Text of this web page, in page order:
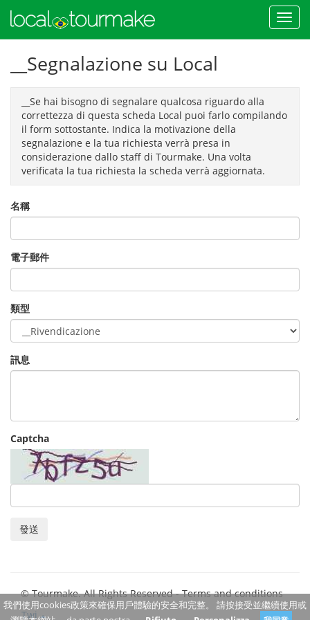
__Segnalazione su Local
__Se hai bisogno di segnalare qualcosa riguardo alla
correttezza di questa scheda Local puoi farlo compilando
il form sottostante. Indica la motivazione della
segnalazione e la tua richiesta verrà presa in
considerazione dallo staff di Tourmake. Una volta
verificata la tua richiesta la scheda verrà aggiornata.
名稱
電子郵件
類型
訊息
Captcha
發送
© Tourmake. All Rights Reserved -Terms and conditions
Twi
我們使用cookies政策來確保用戶體驗的安全和完整。 請按接受並繼續使用或